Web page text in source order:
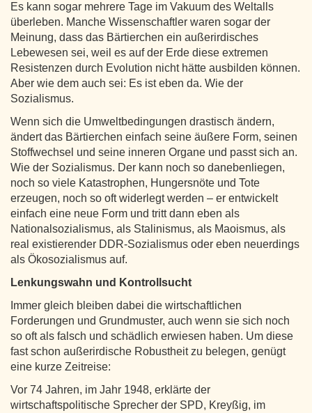
Es kann sogar mehrere Tage im Vakuum des Weltalls
überleben. Manche Wissenschaftler waren sogar der
Meinung, dass das Bärtierchen ein außerirdisches
Lebewesen sei, weil es auf der Erde diese extremen
Resistenzen durch Evolution nicht hätte ausbilden können.
Aber wie dem auch sei: Es ist eben da. Wie der
Sozialismus.
Wenn sich die Umweltbedingungen drastisch ändern,
ändert das Bärtierchen einfach seine äußere Form, seinen
Stoffwechsel und seine inneren Organe und passt sich an.
Wie der Sozialismus. Der kann noch so danebenliegen,
noch so viele Katastrophen, Hungersnöte und Tote
erzeugen, noch so oft widerlegt werden – er entwickelt
einfach eine neue Form und tritt dann eben als
Nationalsozialismus, als Stalinismus, als Maoismus, als
real existierender DDR-Sozialismus oder eben neuerdings
als Ökosozialismus auf.
Lenkungswahn und Kontrollsucht
Immer gleich bleiben dabei die wirtschaftlichen
Forderungen und Grundmuster, auch wenn sie sich noch
so oft als falsch und schädlich erwiesen haben. Um diese
fast schon außerirdische Robustheit zu belegen, genügt
eine kurze Zeitreise:
Vor 74 Jahren, im Jahr 1948, erklärte der
wirtschaftspolitische Sprecher der SPD, Kreyßig, im